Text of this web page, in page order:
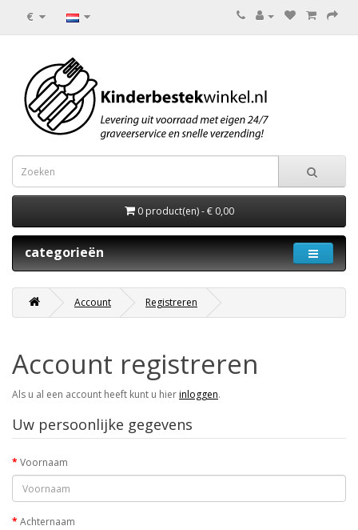
€
0 product(en) - € 0,00
categorieën
Account Registreren
Account registreren
Als u al een account heeft kunt u hierinloggen.
Uw persoonlijke gegevens
Voornaam
Achternaam